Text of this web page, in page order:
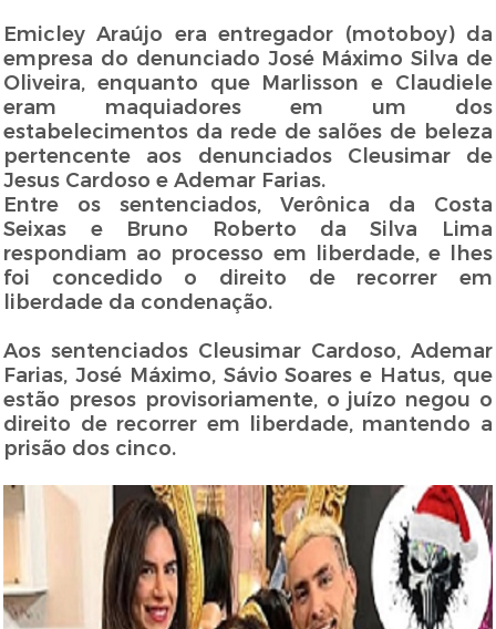
Emicley Araújo era entregador (motoboy) da
empresa do denunciado José Máximo Silva de
Oliveira, enquanto que Marlisson e Claudiele
eram maquiadores em um dos
estabelecimentos da rede de salões de beleza
pertencente aos denunciados Cleusimar de
Jesus Cardoso e Ademar Farias.
Entre os sentenciados, Verônica da Costa
Seixas e Bruno Roberto da Silva Lima
respondiam ao processo em liberdade, e lhes
foi concedido o direito de recorrer em
liberdade da condenação.
Aos sentenciados Cleusimar Cardoso, Ademar
Farias, José Máximo, Sávio Soares e Hatus, que
estão presos provisoriamente, o juízo negou o
direito de recorrer em liberdade, mantendo a
prisão dos cinco.